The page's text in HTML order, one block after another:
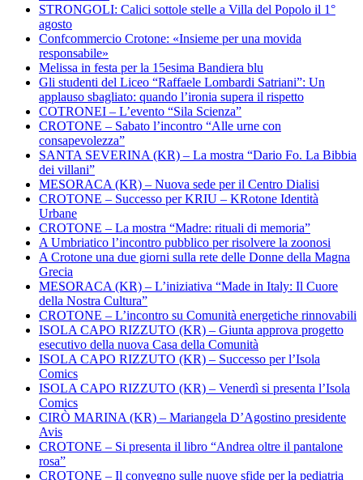
STRONGOLI: Calici sottole stelle a Villa del Popolo il 1°
agosto
Confcommercio Crotone: «Insieme per una movida
responsabile»
Melissa in festa per la 15esima Bandiera blu
Gli studenti del Liceo “Raffaele Lombardi Satriani”: Un
applauso sbagliato: quando l’ironia supera il rispetto
COTRONEI – L’evento “Sila Scienza”
CROTONE – Sabato l’incontro “Alle urne con
consapevolezza”
SANTA SEVERINA (KR) – La mostra “Dario Fo. La Bibbia
dei villani”
MESORACA (KR) – Nuova sede per il Centro Dialisi
CROTONE – Successo per KRIU – KRotone Identità
Urbane
CROTONE – La mostra “Madre: rituali di memoria”
A Umbriatico l’incontro pubblico per risolvere la zoonosi
A Crotone una due giorni sulla rete delle Donne della Magna
Grecia
MESORACA (KR) – L’iniziativa “Made in Italy: Il Cuore
della Nostra Cultura”
CROTONE – L’incontro su Comunità energetiche rinnovabili
ISOLA CAPO RIZZUTO (KR) – Giunta approva progetto
esecutivo della nuova Casa della Comunità
ISOLA CAPO RIZZUTO (KR) – Successo per l’Isola
Comics
ISOLA CAPO RIZZUTO (KR) – Venerdì si presenta l’Isola
Comics
CIRÒ MARINA (KR) – Mariangela D’Agostino presidente
Avis
CROTONE – Si presenta il libro “Andrea oltre il pantalone
rosa”
CROTONE – Il convegno sulle nuove sfide per la pediatria